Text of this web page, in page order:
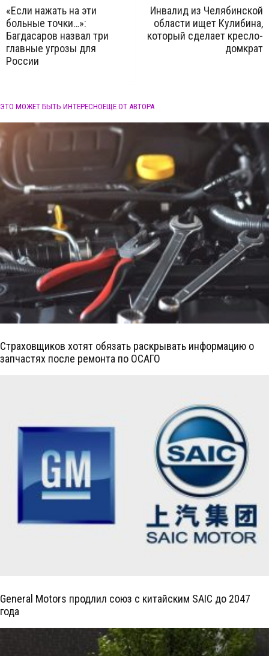
«Если нажать на эти
больные точки…»:
Багдасаров назвал три
главные угрозы для
России
Инвалид из Челябинской
области ищет Кулибина,
который сделает кресло-
домкрат
ЭТО МОЖЕТ БЫТЬ ИНТЕРЕСНОЕЩЕ ОТ АВТОРА
Страховщиков хотят обязать раскрывать информацию о
запчастях после ремонта по ОСАГО
General Motors продлил союз с китайским SAIC до 2047
года